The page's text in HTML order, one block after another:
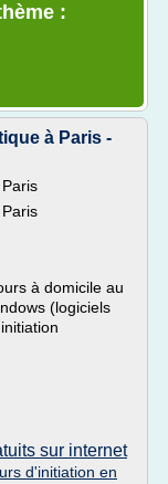
:
à Paris -
à domicile au
(logiciels
sur internet
d'initiation en